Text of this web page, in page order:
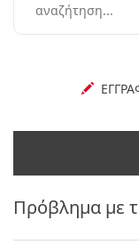
Πρόβλημα με